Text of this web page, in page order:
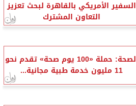
السفير الأمريكي بالقاهرة لبحث تعزيز
التعاون المشترك
الصحة: حملة «100 يوم صحة» تقدم نحو
11 مليون خدمة طبية مجانية...